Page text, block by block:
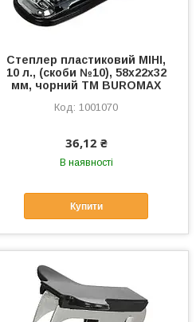
Степлер пластиковий МІНІ,
10 л., (скоби №10), 58х22х32
мм, чорний ТМ BUROMAX
1001070
36,12 ₴
В наявності
Купити